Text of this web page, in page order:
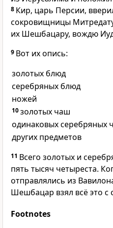
8 Кир, царь Персии,
сокровищницы
их Шешбацару, вождю
9 Вот их опись:
золотых блюд
серебряных блюд
ножей
10золотых чаш
одинаковых серебряных
других предметов
11 Всего золотых и
пять тысяч четыреста.
отправлялись из
Шешбацар взял всё это с
Footnotes